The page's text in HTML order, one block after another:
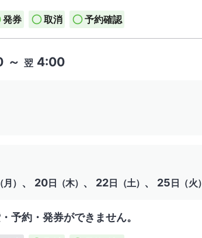
発券 取消 予約確認
～ 翌 4:00
） 、 20日（木） 、 22日（土） 、 25日（火）
予約・発券ができません。